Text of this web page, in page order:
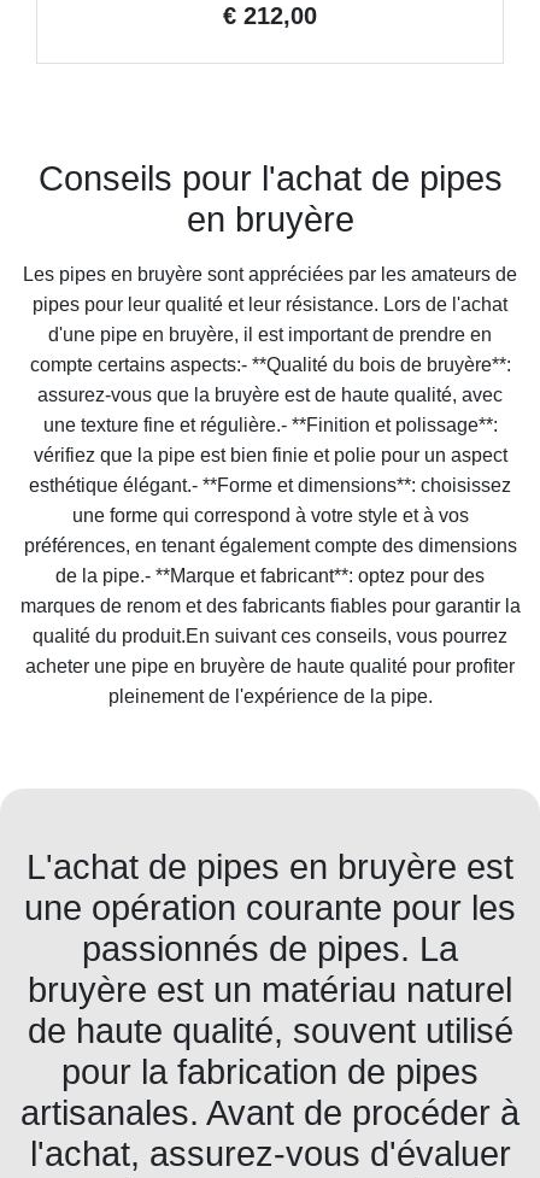
€ 212,00
Conseils pour l'achat de pipes
en bruyère
Les pipes en bruyère sont appréciées par les amateurs de
pipes pour leur qualité et leur résistance. Lors de l'achat
d'une pipe en bruyère, il est important de prendre en
compte certains aspects:- **Qualité du bois de bruyère**:
assurez-vous que la bruyère est de haute qualité, avec
une texture fine et régulière.- **Finition et polissage**:
vérifiez que la pipe est bien finie et polie pour un aspect
esthétique élégant.- **Forme et dimensions**: choisissez
une forme qui correspond à votre style et à vos
préférences, en tenant également compte des dimensions
de la pipe.- **Marque et fabricant**: optez pour des
marques de renom et des fabricants fiables pour garantir la
qualité du produit.En suivant ces conseils, vous pourrez
acheter une pipe en bruyère de haute qualité pour profiter
pleinement de l'expérience de la pipe.
L'achat de pipes en bruyère est
une opération courante pour les
passionnés de pipes. La
bruyère est un matériau naturel
de haute qualité, souvent utilisé
pour la fabrication de pipes
artisanales. Avant de procéder à
l'achat, assurez-vous d'évaluer